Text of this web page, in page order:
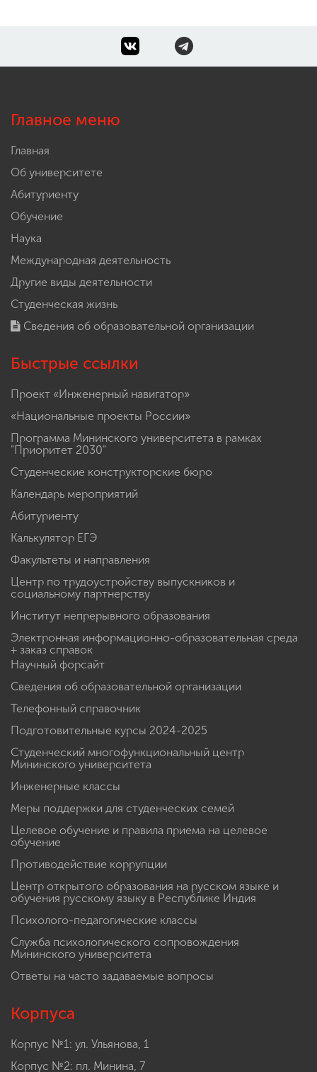
Главное меню
Главная
Об университете
Абитуриенту
Обучение
Наука
Международная деятельность
Другие виды деятельности
Студенческая жизнь
Сведения об образовательной организации
Быстрые ссылки
Проект «Инженерный навигатор»
«Национальные проекты России»
Программа Мининского университета в рамках
"Приоритет 2030"
Студенческие конструкторские бюро
Календарь мероприятий
Абитуриенту
Калькулятор ЕГЭ
Факультеты и направления
Центр по трудоустройству выпускников и
социальному партнерству
Институт непрерывного образования
Электронная информационно-образовательная среда
+ заказ справок
Научный форсайт
Сведения об образовательной организации
Телефонный справочник
Подготовительные курсы 2024-2025
Студенческий многофункциональный центр
Мининского университета
Инженерные классы
Меры поддержки для студенческих семей
Целевое обучение и правила приема на целевое
обучение
Противодействие коррупции
Центр открытого образования на русском языке и
обучения русскому языку в Республике Индия
Психолого-педагогические классы
Служба психологического сопровождения
Мининского университета
Ответы на часто задаваемые вопросы
Корпуса
Корпус №1: ул. Ульянова, 1
Корпус №2: пл. Минина, 7